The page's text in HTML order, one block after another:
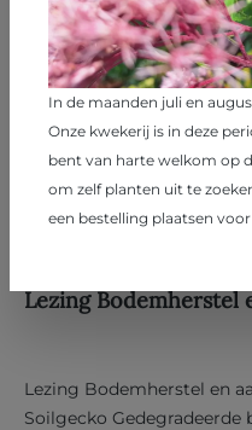
Lezing Bodemherstel
Lezing Bodemherstel en
Soilgecko
In de maanden juli en
Onze kwekerij is in deze
bent van harte welkom op
om zelf planten uit te
een bestelling plaatsen